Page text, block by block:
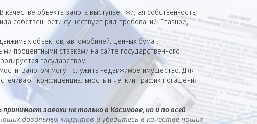
объекта залога выступает жилая собственность,
собственности существует ряд требований. Главное,
объектов, автомобилей, ценных бумаг.
процентными ставками на сайте государственного
государством.
Залогом могут служить недвижимое имущество. Для
конфиденциальность и четкий график погашения
принимает заявки не только в Касимове, но и по всей
довольных клиентов и убедитесь в качестве наших